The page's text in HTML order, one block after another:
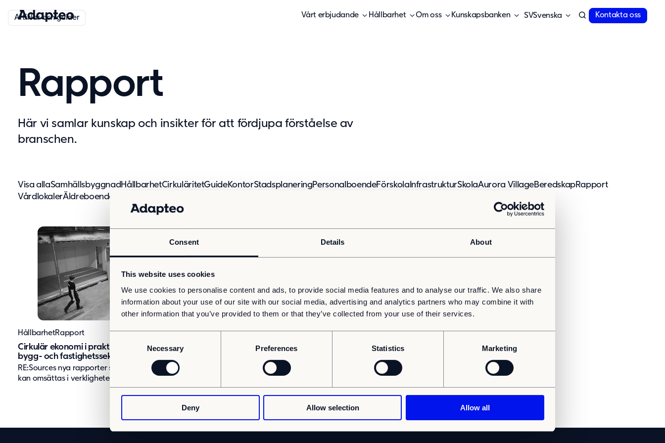
Consent Details About
This website uses cookies
We use cookies to personalise content and ads, to provide social media features and to analyse our traffic. We also share
information about your use of our site with our social media, advertising and analytics partners who may combine it with
other information that you’ve provided to them or that they’ve collected from your use of their services.
n
s
e
Necessary Preferences Statistics Marketing
Deny Allow selection Allow all
Vårt erbjudande Hållbarhet Om oss Kunskapsbanken Svenska Kontakta oss
Rapport
Här vi samlar kunskap och insikter för att fördjupa förståelse av
branschen.
Visa allaSamhällsbyggnad HållbarhetCirkuläritetGuideKontorStadsplaneringPersonalboendeFörskola InfrastrukturSkolaAurora VillageBeredskapRapport
VårdlokalerÄldreboende
Artiklar och guider
Cirkulär ekonomi i praktiken – så gör vi skillnad i
bygg- och fastighetssektorn
HållbarhetRapport
RE:Sources nya rapporter som visar hur cirkulära lösningar
kan omsättas i verkligheten.